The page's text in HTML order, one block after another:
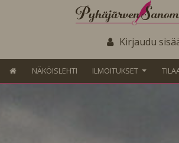
Kirjaudu
NÄKÖISLEHTI ILMOITUKSET